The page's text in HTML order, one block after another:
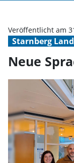
Starnberg
Veröffentlicht am
Neue